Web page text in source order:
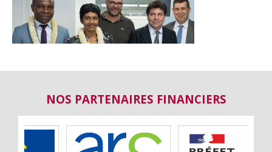
NOS PARTENAIRES FINANCIERS